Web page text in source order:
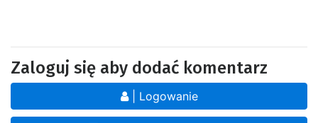
Zaloguj się aby dodać komentarz
| Logowanie